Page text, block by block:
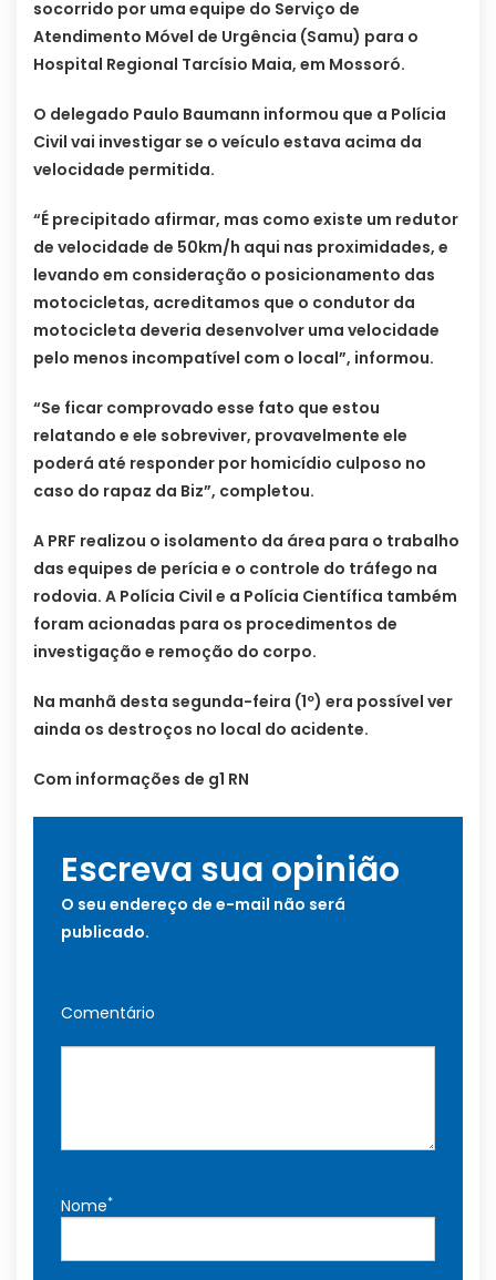
socorrido por uma equipe do Serviço de
Atendimento Móvel de Urgência (Samu) para o
Hospital Regional Tarcísio Maia, em Mossoró.
O delegado Paulo Baumann informou que a Polícia
Civil vai investigar se o veículo estava acima da
velocidade permitida.
“É precipitado afirmar, mas como existe um redutor
de velocidade de 50km/h aqui nas proximidades, e
levando em consideração o posicionamento das
motocicletas, acreditamos que o condutor da
motocicleta deveria desenvolver uma velocidade
pelo menos incompatível com o local”, informou.
“Se ficar comprovado esse fato que estou
relatando e ele sobreviver, provavelmente ele
poderá até responder por homicídio culposo no
caso do rapaz da Biz”, completou.
A PRF realizou o isolamento da área para o trabalho
das equipes de perícia e o controle do tráfego na
rodovia. A Polícia Civil e a Polícia Científica também
foram acionadas para os procedimentos de
investigação e remoção do corpo.
Na manhã desta segunda-feira (1º) era possível ver
ainda os destroços no local do acidente.
Com informações de g1 RN
Escreva sua opinião
O seu endereço de e-mail não será
publicado.
Comentário
Nome*